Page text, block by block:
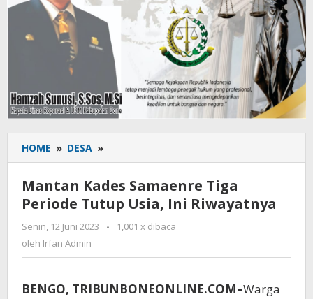
HOME » DESA »
Kades
Samaenre
Tiga
Periode
Tutup
Mantan Kades Samaenre Tiga
Periode Tutup Usia, Ini Riwayatnya
Senin, 12 Juni 2023
oleh
-
1,001 x dibaca
oleh Irfan Admin
BENGO, TRIBUNBONEONLINE.COM–Warga